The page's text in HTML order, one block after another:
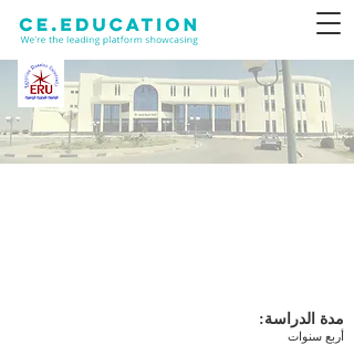
مدة الدراسة:
أربع سنوات